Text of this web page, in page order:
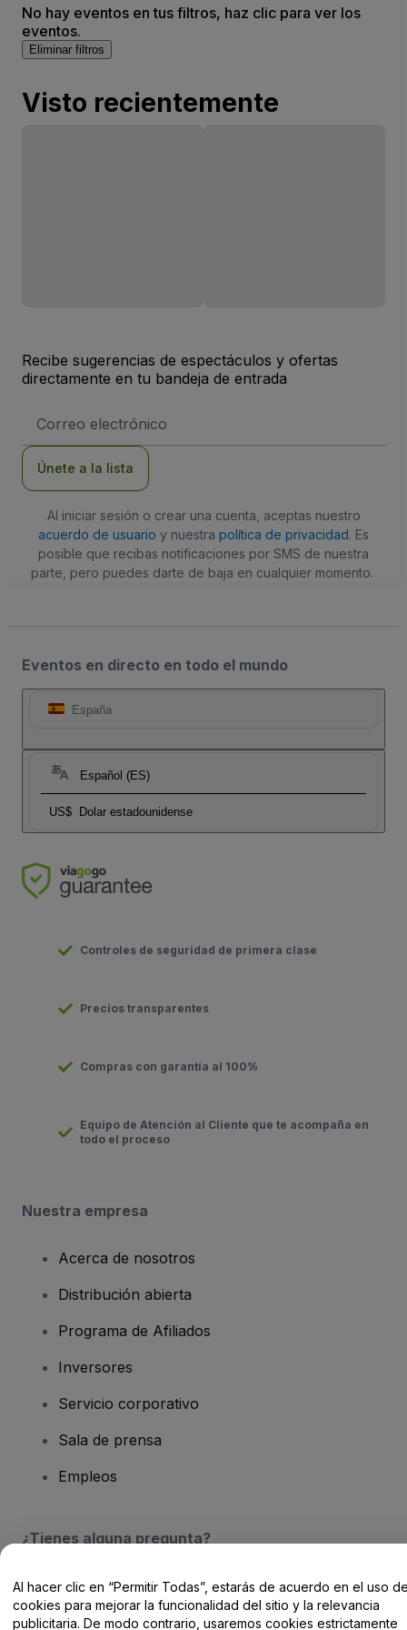
No hay eventos en tus filtros, haz clic para ver los
eventos.
Eliminar filtros
Visto recientemente
Recibe sugerencias de espectáculos y ofertas
directamente en tu bandeja de entrada
de
Únete a la lista
Al iniciar sesión o crear una cuenta, aceptas nuestro
acuerdo de usuario y nuestra política de privacidad. Es
posible que recibas notificaciones por SMS de nuestra
parte, pero puedes darte de baja en cualquier momento.
Eventos en directo en todo el mundo
España
Español (ES)
US$ Dolar estadounidense
Controles de seguridad de primera clase
Precios transparentes
Compras con garantía al 100%
Equipo de Atención al Cliente que te acompaña en
todo el proceso
Nuestra empresa
Acerca de nosotros
Distribución abierta
Programa de Afiliados
Inversores
Servicio corporativo
Sala de prensa
Empleos
¿Tienes alguna pregunta?
Centro de Ayuda / Contacto
Al hacer clic en “Permitir Todas”, estarás de acuerdo en el uso
cookies para mejorar la funcionalidad del sitio y la relevancia
publicitaria. De modo contrario, usaremos cookies estrictamente